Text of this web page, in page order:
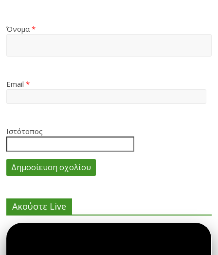
Όνομα*
Email*
Ιστότοπος
Ακούστε Live